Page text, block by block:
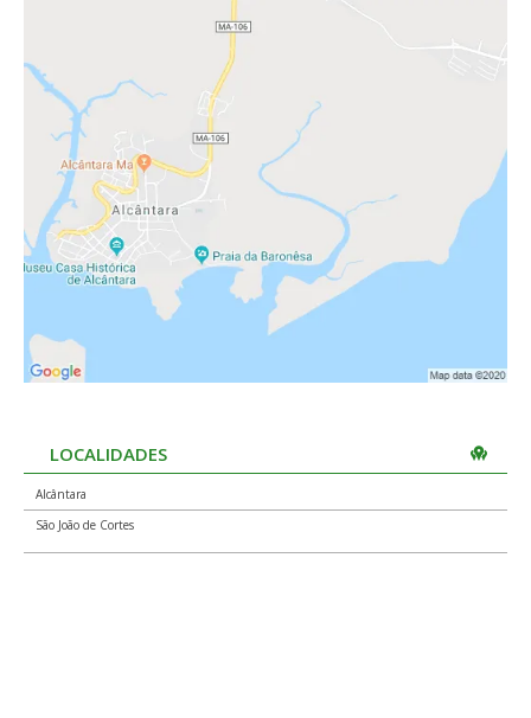
LOCALIDADES
Alcântara
São João de Cortes